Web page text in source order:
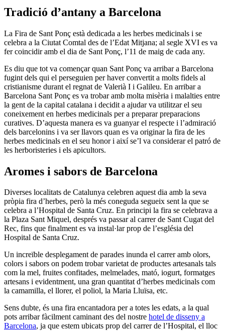
Tradició d’antany a Barcelona
La Fira de Sant Ponç està dedicada a les herbes medicinals i se
celebra a la Ciutat Comtal des de l’Edat Mitjana; al segle XVI es va
fer coincidir amb el dia de Sant Ponç, l’11 de maig de cada any.
Es diu que tot va començar quan Sant Ponç va arribar a Barcelona
fugint dels qui el perseguien per haver convertit a molts fidels al
cristianisme durant el regnat de Valerià I i Galileu. En arribar a
Barcelona Sant Ponç es va trobar amb molta misèria i malalties entre
la gent de la capital catalana i decidit a ajudar va utilitzar el seu
coneixement en herbes medicinals per a preparar preparacions
curatives. D’aquesta manera es va guanyar el respecte i l’admiració
dels barcelonins i va ser llavors quan es va originar la fira de les
herbes medicinals en el seu honor i així se’l va considerar el patró de
les herboristeries i els apicultors.
Aromes i sabors de Barcelona
Diverses localitats de Catalunya celebren aquest dia amb la seva
pròpia fira d’herbes, però la més coneguda segueix sent la que se
celebra a l’Hospital de Santa Cruz. En principi la fira se celebrava a
la Plaza Sant Miquel, després va passar al carrer de Sant Cugat del
Rec, fins que finalment es va instal·lar prop de l’església del
Hospital de Santa Cruz.
Un increïble desplegament de parades inunda el carrer amb olors,
colors i sabors on podem trobar varietat de productes artesanals tals
com la mel, fruites confitades, melmelades, mató, iogurt, formatges
artesans i evidentment, una gran quantitat d’herbes medicinals com
la camamilla, el llorer, el poliol, la Maria Lluïsa, etc.
Sens dubte, és una fira encantadora per a totes les edats, a la qual
pots arribar fàcilment caminant des del nostre hotel de disseny a
Barcelona, ja que estem ubicats prop del carrer de l’Hospital, el lloc